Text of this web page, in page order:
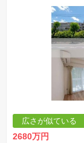
の一例であって、プランの
※土地（建築条件なし）で
負会社によるもので、当該
とは限りません。また建築
※建築条件付き土地とは、
ことを条件として売買され
協議するため、土地購入者
交渉期間が設定され、その
します。なお、この期間は
負契約が成立しない場合、
手付金など）は名目のいか
※「本体価格」とは、課税
合計額を指します。
表示されておりません。
広さが似ている
2680万円